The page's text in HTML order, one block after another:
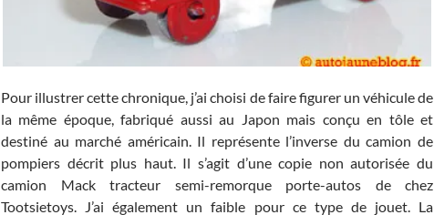
Pour illustrer cette chronique, j’ai choisi de faire figurer un véhicule de
la même époque, fabriqué aussi au Japon mais conçu en tôle et
destiné au marché américain. Il représente l’inverse du camion de
pompiers décrit plus haut. Il s’agit d’une copie non autorisée du
camion Mack tracteur semi-remorque porte-autos de chez
Tootsietoys. J’ai également un faible pour ce type de jouet. La